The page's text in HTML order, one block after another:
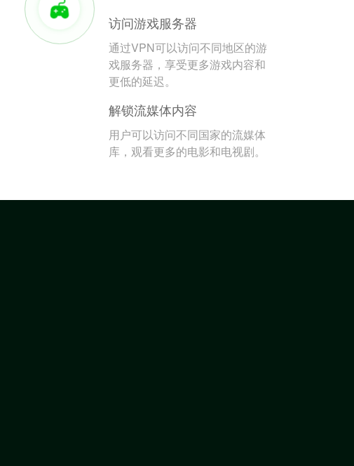
访问游戏服务器
通过VPN可以访问不同地区的游
戏服务器，享受更多游戏内容和
更低的延迟。
解锁流媒体内容
用户可以访问不同国家的流媒体
库，观看更多的电影和电视剧。